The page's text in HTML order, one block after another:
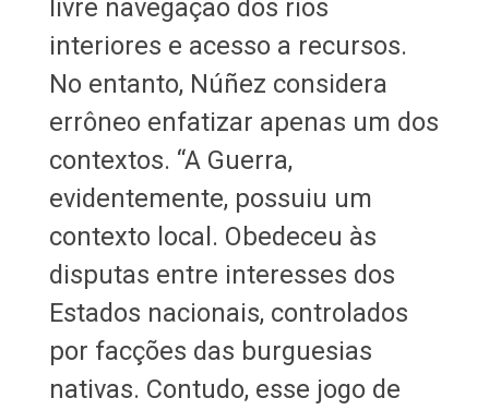
livre navegação dos rios
interiores e acesso a recursos.
No entanto, Núñez considera
errôneo enfatizar apenas um dos
contextos. “A Guerra,
evidentemente, possuiu um
contexto local. Obedeceu às
disputas entre interesses dos
Estados nacionais, controlados
por facções das burguesias
nativas. Contudo, esse jogo de